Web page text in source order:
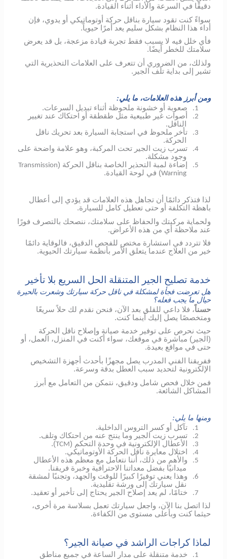
دقيقًا في السرعة والأداء أثناء القيادة.
سواءً كنت تقود سيارة بناقل حركة أوتوماتيكي أو يدوي، فإن
أداء هذا النظام بشكل سليم يعد أمرًا حيوياً.
فأي خلل فيه لا يسبب فقط تجربة قيادة مزعجة، بل قد يعرض
سلامتك للخطر أيضًا.
ولذلك، من الضروري أن تتعرف على العلامات التحذيرية التي
تشير إلى بداية تلف الجير.
ومن أبرز هذه العلامات، ما يلي:
1. صعوبة أو خشونة ملحوظة أثناء تبديل السرعات.
2.
أصوات غير طبيعية مثل طقطقة أو احتكاك عند تغيير
الناقل.
3.
تأخر ملحوظ في استجابة السيارة بعد تحريك ناقل
الحركة.
4.
تسرب زيت الجير تحت المركبة، وهو علامة واضحة على
وجود مشكلة.
5. إضاءة لمبة التحذير الخاصة بناقل الحركة (Transmission
Warning) في لوحة القيادة.
لذا فتذكر دائمًا أن تجاهل هذه العلامات قد يؤدي إلى أعطال
باهظة التكلفة أو حتى تعطيل كامل للسيارة.
ولحماية مركبتك والحفاظ على سلامتك، ننصحك بالتصرف فورًا
عند ملاحظة أي من هذه الأعراض.
فلا تتردد في استشارة مختص للفحص الدقيق، فالوقاية دائمًا
خير من العلاج عندما يتعلق الأمر بأنظمة سيارتك الحيوية.
خدمة تصليح الجير المتنقلة الحل السريع بلا تأخير
هل تعرضت فجأة لمشكلة في ناقل حركة سيارتك وشعرت بالحيرة
حيال ما يجب فعله؟
حسناً، فلا داعي للقلق بعد الآن، فنحن نقدم لك حلاً سريعًا
ومتخصصًا يصل إليك أينما كنت.
حيث نحرص على توفير خدمة صيانة وإصلاح ناقل الحركة
(الجير) مباشرة في موقعك، سواء أكنت في المنزل، العمل، أو
حتى في مواقع بعيدة.
ففريقنا الفني المدرب يصل مجهزًا بأحدث أجهزة التشخيص
الإلكترونية لتحديد سبب العطل بدقة وسرعة.
فمن خلال فحص شامل ودقيق، نتمكن من التعامل مع أبرز
المشاكل الشائعة.
ومنها ما يلي:
1. تآكل أو كسر التروس الداخلية.
2. تسرب زيت الجير وما ينتج عنه من احتكاك وتلف.
3. الأعطال الإلكترونية في وحدة التحكم (TCM
).
4. اختلال معايرة ناقل الحركة الأوتوماتيكي.
5.
والأهم من ذلك، أننا نتعامل مع معظم هذه الأعطال
ميدانيًا بفضل معداتنا الاحترافية وخبرة فريقنا.
6.
وهذا يعني توفيرًا كبيرًا للوقت والجهد، وتجنبًا لمشقة
نقل سيارتك إلى ورشة تقليدية.
7.
ختامًا، لم يعد إصلاح الجير يحتاج إلى تأخير أو تعقيد.
لذا اتصل بنا الآن، واجعل سيارتك تعمل بسلاسة مرة أخرى،
حيثما كنت وبأعلى مستوى من الكفاءة.
لماذا كراجات الراشد في صيانة الجير؟
1.
خدمة متنقلة على مدار الساعة في جميع مناطق